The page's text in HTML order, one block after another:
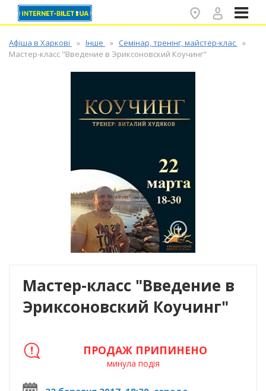
Афіша в Харкові Інше
Семінар, тренінг, майстер-клас
Мастер-класс "Введение в Эриксоновский Коучинг"
Мастер-класс "Введение в
Эриксоновский Коучинг"
ПРОДАЖ ПРИПИНЕНО
минула подія